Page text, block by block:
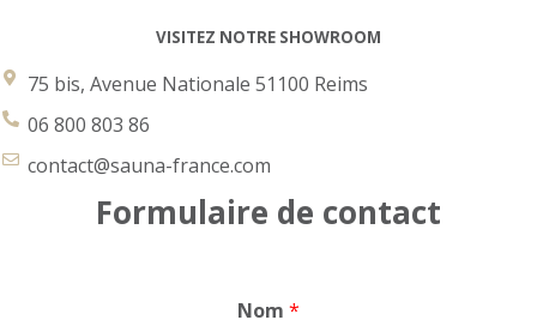
VISITEZ NOTRE SHOWROOM
75 bis, Avenue Nationale 51100 Reims
06 800 803 86
contact@sauna-france.com
Formulaire de contact
Nom *